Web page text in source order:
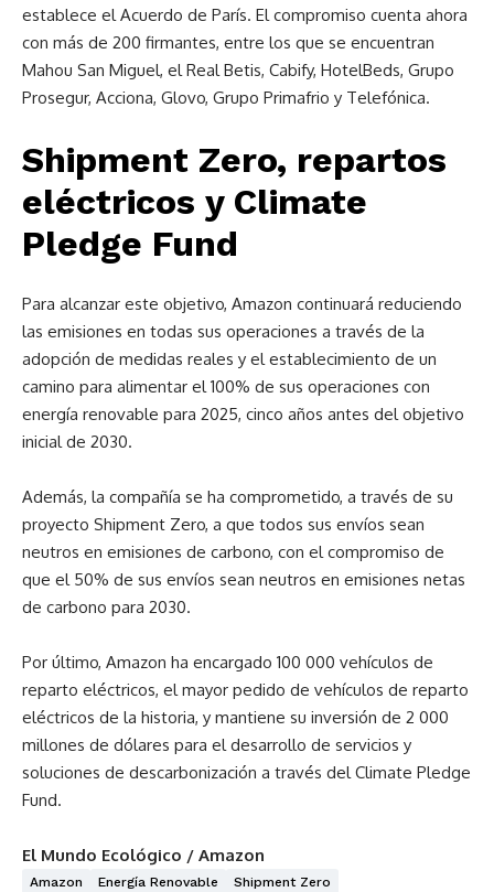
establece el Acuerdo de París. El compromiso cuenta ahora
con más de 200 firmantes, entre los que se encuentran
Mahou San Miguel, el Real Betis, Cabify, HotelBeds, Grupo
Prosegur, Acciona, Glovo, Grupo Primafrio y Telefónica.
Shipment Zero, repartos
eléctricos y Climate
Pledge Fund
Para alcanzar este objetivo, Amazon continuará reduciendo
las emisiones en todas sus operaciones a través de la
adopción de medidas reales y el establecimiento de un
camino para alimentar el 100% de sus operaciones con
energía renovable para 2025, cinco años antes del objetivo
inicial de 2030.
Además, la compañía se ha comprometido, a través de su
proyecto Shipment Zero, a que todos sus envíos sean
neutros en emisiones de carbono, con el compromiso de
que el 50% de sus envíos sean neutros en emisiones netas
de carbono para 2030.
Por último, Amazon ha encargado 100 000 vehículos de
reparto eléctricos, el mayor pedido de vehículos de reparto
eléctricos de la historia, y mantiene su inversión de 2 000
millones de dólares para el desarrollo de servicios y
soluciones de descarbonización a través del Climate Pledge
Fund.
El Mundo Ecológico / Amazon
Amazon Energía Renovable
Shipment Zero